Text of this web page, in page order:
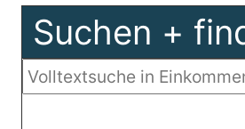
Suchen +